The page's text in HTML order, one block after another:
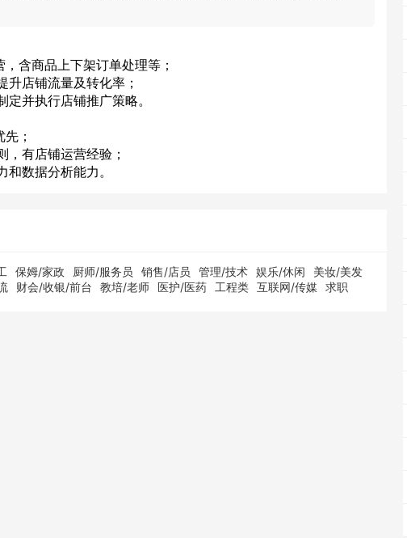
含商品上下架订单处理等；
升店铺流量及转化率；
并执行店铺推广策略。
；
，有店铺运营经验；
数据分析能力。
保姆/家政 厨师/服务员 销售/店员 管理/技术 娱乐/休闲
美妆/美发
财会/收银/前台 教培/老师 医护/医药 工程类 互联网/传媒 求职